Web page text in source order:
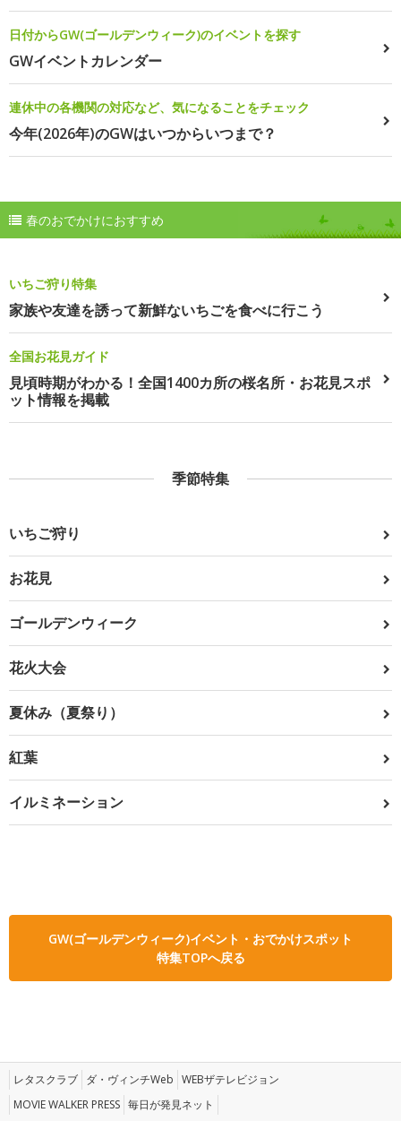
日付からGW(ゴールデンウィーク)のイベントを探す
GWイベントカレンダー
連休中の各機関の対応など、気になることをチェック
今年(2026年)のGWはいつからいつまで？
春のおでかけにおすすめ
いちご狩り特集
家族や友達を誘って新鮮ないちごを食べに行こう
全国お花見ガイド
見頃時期がわかる！全国1400カ所の桜名所・お花見スポ
ット情報を掲載
季節特集
いちご狩り
お花見
ゴールデンウィーク
花火大会
夏休み（夏祭り）
紅葉
イルミネーション
GW(ゴールデンウィーク)イベント・おでかけスポット
特集TOPへ戻る
レタスクラブ ダ・ヴィンチWeb WEBザテレビジョン
MOVIE WALKER PRESS 毎日が発見ネット